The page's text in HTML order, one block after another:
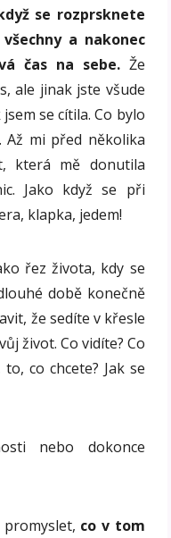
se rozprsknete
a nakonec
čas na sebe.Že
ale jinak jste všude
se cítila. Co bylo
Až mi před několika
která mě donutila
Jako když se při
klapka, jedem!
řez života, kdy se
době konečně
že sedíte v křesle
život. Co vidíte? Co
co chcete? Jak se
nebo dokonce
co v tom